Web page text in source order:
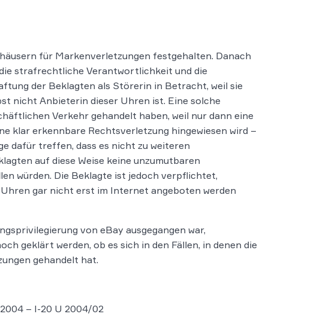
für Markenverletzungen festgehalten. Danach
strafrechtliche Verantwortlichkeit und die
der Beklagten als Störerin in Betracht, weil sie
nicht Anbieterin dieser Uhren ist. Eine solche
Verkehr gehandelt haben, weil nur dann eine
klar erkennbare Rechtsverletzung hingewiesen wird –
dafür treffen, dass es nicht zu weiteren
auf diese Weise keine unzumutbaren
würden. Die Beklagte ist jedoch verpflichtet,
gar nicht erst im Internet angeboten werden
von eBay ausgegangen war,
geklärt werden, ob es sich in den Fällen, in denen die
gehandelt hat.
– I-20 U 2004/02